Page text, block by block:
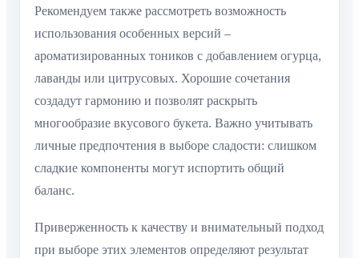
Рекомендуем также рассмотреть возможность
использования особенных версий –
ароматизированных тоников с добавлением огурца,
лаванды или цитрусовых. Хорошие сочетания
создадут гармонию и позволят раскрыть
многообразие вкусового букета. Важно учитывать
личные предпочтения в выборе сладости: слишком
сладкие компоненты могут испортить общий
баланс.
Приверженность к качеству и внимательный подход
при выборе этих элементов определяют результат